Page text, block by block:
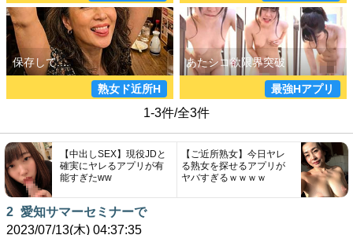
熟女ド近所H 最強Hアプリ
1-3件/全3件
【中出しSEX】現役JDと
確実にヤレるアプリが有
能すぎたww
【ご近所熟女】今日ヤレ
る熟女を探せるアプリが
ヤバすぎるｗｗｗｗ
2 愛知サマーセミナーで
2023/07/13(木) 04:37:35